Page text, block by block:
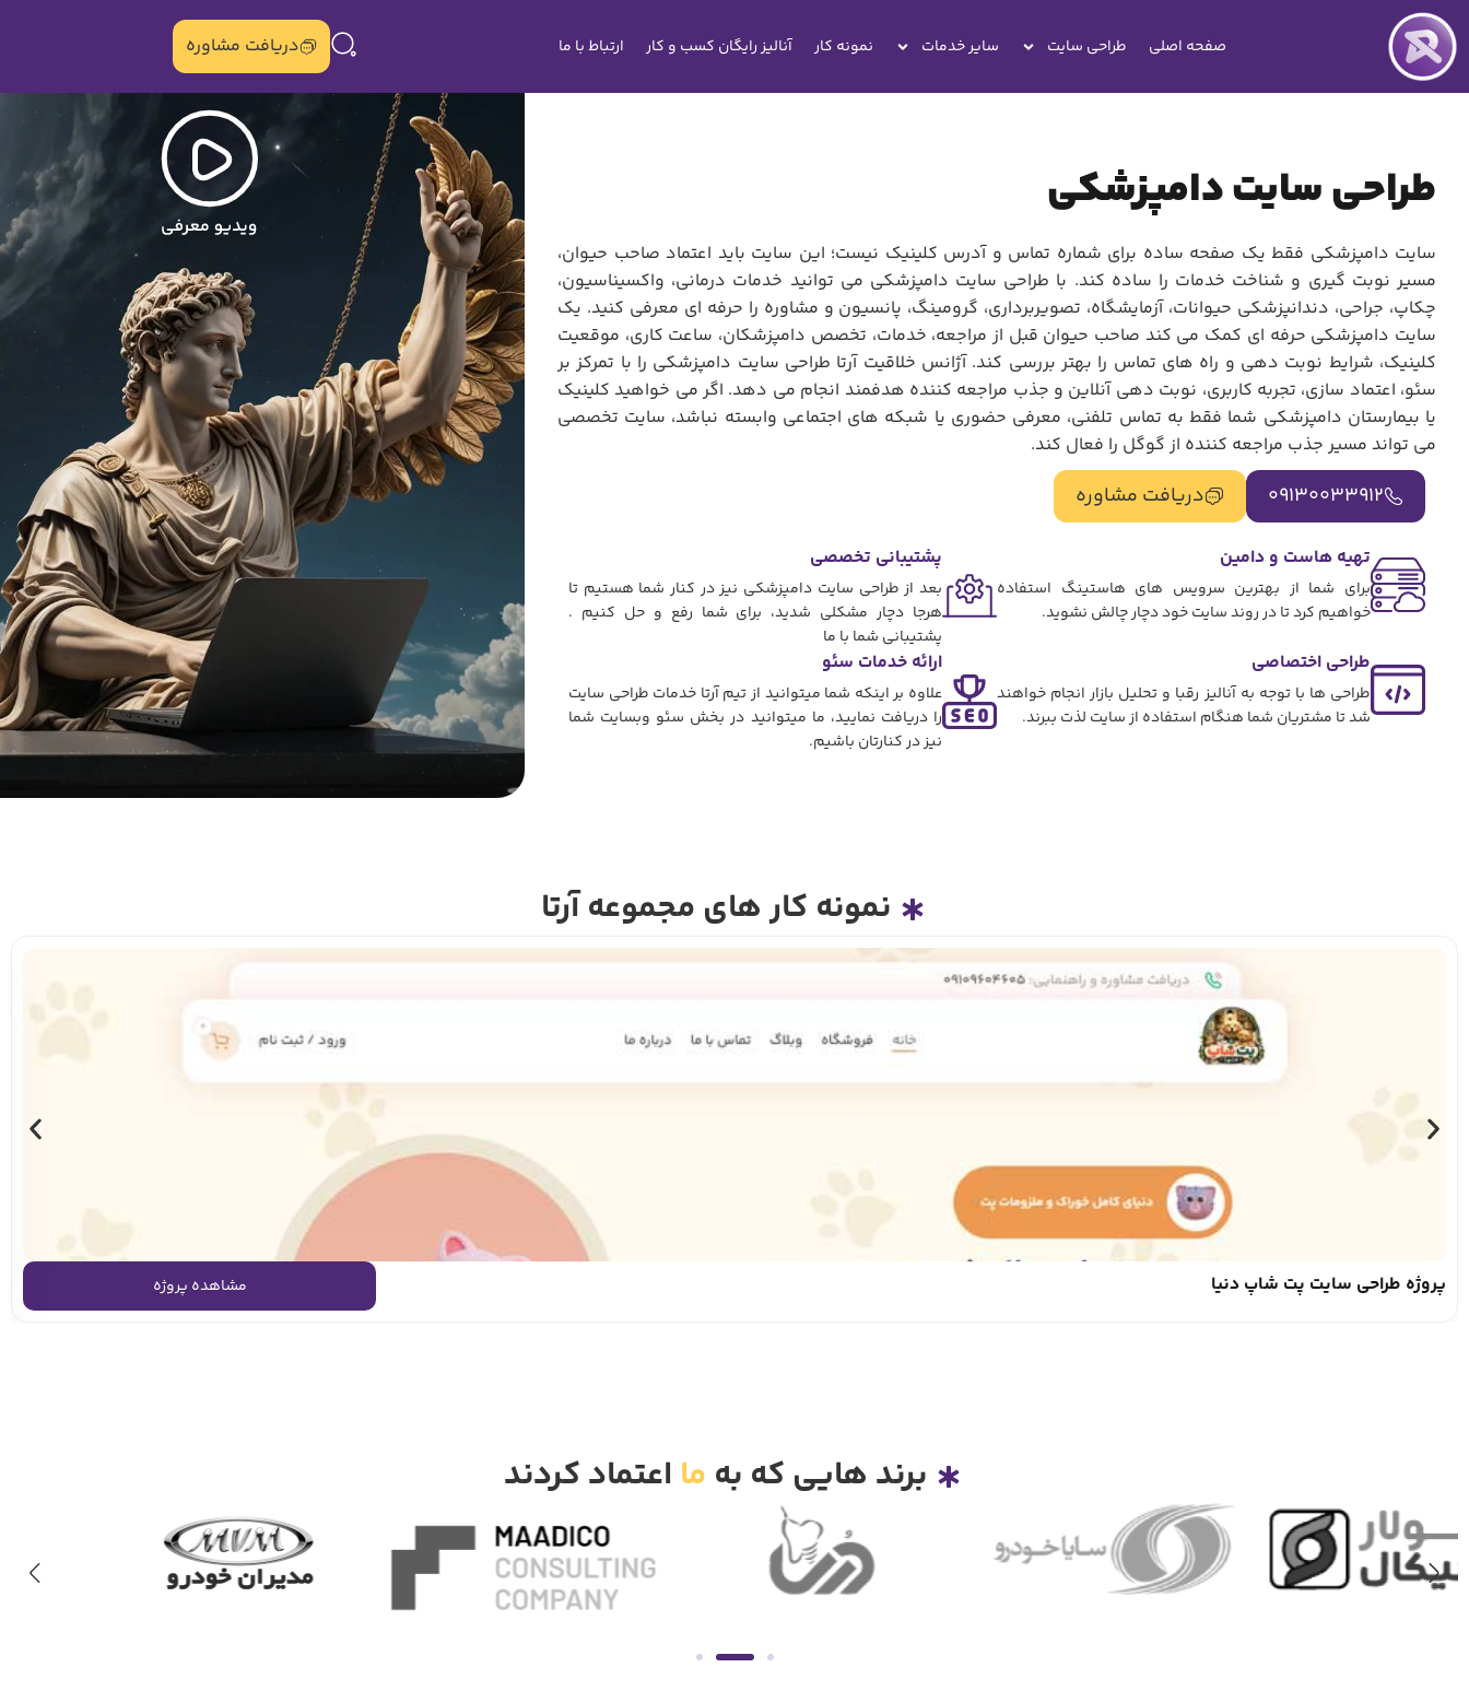
صفحه اصلی طراحی سایت سایر خدمات نمونه کار آنالیز رایگان کسب و کار ارتباط با ما دریافت مشاوره
طراحی سایت دامپزشکی
سایت دامپزشکی فقط یک صفحه ساده برای شماره تماس و آدرس کلینیک نیست؛ این سایت باید اعتماد صاحب حیوان،
مسیر نوبت گیری و شناخت خدمات را ساده کند. با طراحی سایت دامپزشکی می توانید خدمات درمانی، واکسیناسیون،
چکاپ، جراحی، دندانپزشکی حیوانات، آزمایشگاه، تصویربرداری، گرومینگ، پانسیون و مشاوره را حرفه ای معرفی کنید. یک
سایت دامپزشکی حرفه ای کمک می کند صاحب حیوان قبل از مراجعه، خدمات، تخصص دامپزشکان، ساعت کاری، موقعیت
کلینیک، شرایط نوبت دهی و راه های تماس را بهتر بررسی کند. آژانس خلاقیت آرتا طراحی سایت دامپزشکی را با تمرکز بر
سئو، اعتماد سازی، تجربه کاربری، نوبت دهی آنلاین و جذب مراجعه کننده هدفمند انجام می دهد. اگر می خواهید کلینیک
یا بیمارستان دامپزشکی شما فقط به تماس تلفنی، معرفی حضوری یا شبکه های اجتماعی وابسته نباشد، سایت تخصصی
می تواند مسیر جذب مراجعه کننده از گوگل را فعال کند.
09130033912 دریافت مشاوره
تهیه هاست و دامین
برای شما از بهترین سرویس های هاستینگ استفاده
خواهیم کرد تا در روند سایت خود دچار چالش نشوید.
پشتیبانی تخصصی
بعد از طراحی سایت دامپزشکی نیز در کنار شما هستیم تا
هرجا دچار مشکلی شدید، برای شما رفع و حل کنیم .
پشتیبانی شما با ما
طراحی اختصاصی
طراحی ها با توجه به آنالیز رقبا و تحلیل بازار انجام خواهند
شد تا مشتریان شما هنگام استفاده از سایت لذت ببرند.
ارائه خدمات سئو
علاوه بر اینکه شما میتوانید از تیم آرتا خدمات طراحی سایت
را دریافت نمایید، ما میتوانید در بخش سئو وبسایت شما
نیز در کنارتان باشیم.
نمونه کار های مجموعه آرتا
پروژه طراحی سایت پت شاپ دنیا مشاهده پروژه
برند هایی که به ما اعتماد کردند